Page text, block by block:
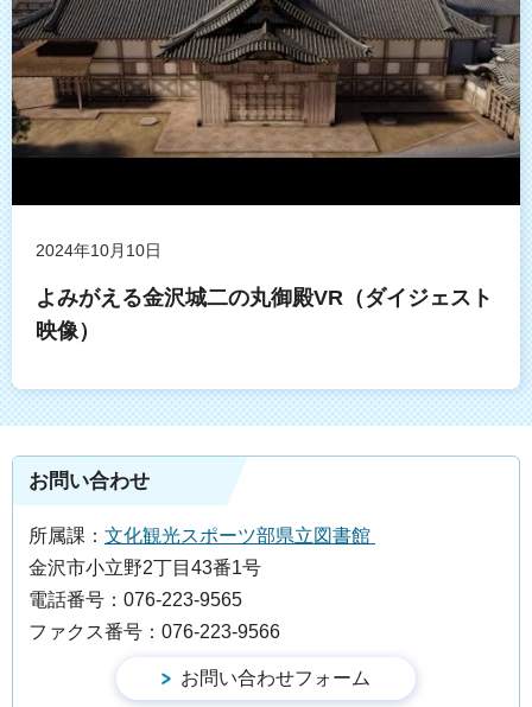
2024年10月10日
よみがえる金沢城二の丸御殿VR（ダイジェスト
映像）
お問い合わせ
所属課： 文化観光スポーツ部県立図書館
金沢市小立野2丁目43番1号
電話番号：076-223-9565
ファクス番号：076-223-9566